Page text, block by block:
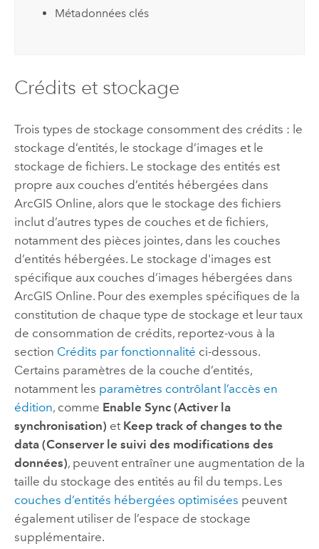
Métadonnées clés
Crédits et stockage
Trois types de stockage consomment des crédits : le
stockage d’entités, le stockage d’images et le
stockage de fichiers. Le stockage des entités est
propre aux couches d’entités hébergées dans
ArcGIS Online, alors que le stockage des fichiers
inclut d’autres types de couches et de fichiers,
notamment des pièces jointes, dans les couches
d’entités hébergées. Le stockage d'images est
spécifique aux couches d’images hébergées dans
ArcGIS Online. Pour des exemples spécifiques de la
constitution de chaque type de stockage et leur taux
de consommation de crédits, reportez-vous à la
section Crédits par fonctionnalité ci-dessous.
Certains paramètres de la couche d’entités,
notamment les paramètres contrôlant l’accès en
édition, comme Enable Sync (Activer la
synchronisation) et Keep track of changes to the
data (Conserver le suivi des modifications des
données), peuvent entraîner une augmentation de la
taille du stockage des entités au fil du temps. Les
couches d’entités hébergées optimisées peuvent
également utiliser de l’espace de stockage
supplémentaire.